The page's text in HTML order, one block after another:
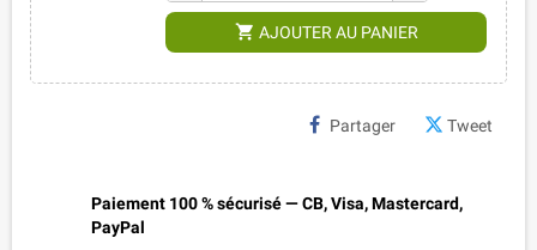
shopping_cart AJOUTER AU PANIER
Partager Tweet
Paiement 100 % sécurisé — CB, Visa, Mastercard,
PayPal